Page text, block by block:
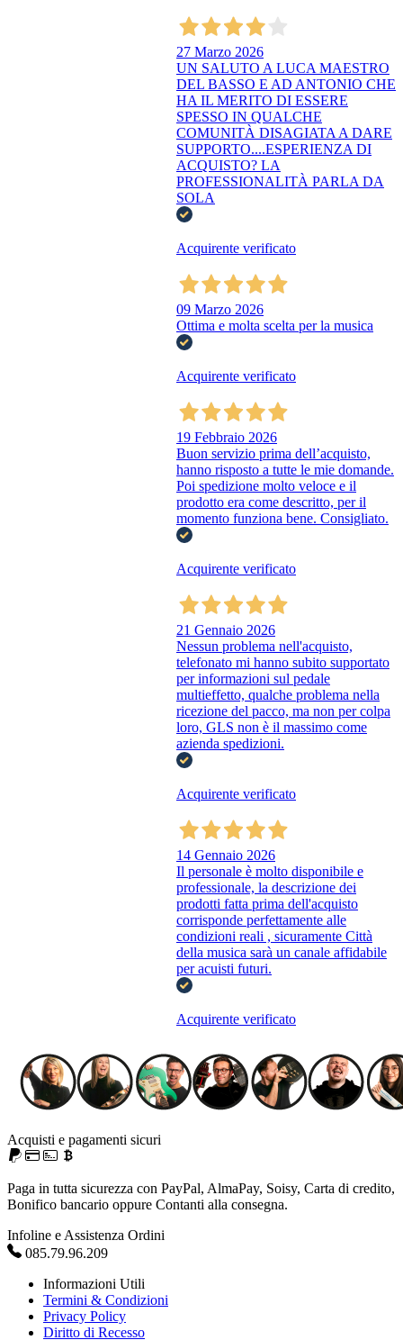
27 Marzo 2026
UN SALUTO A LUCA MAESTRO
DEL BASSO E AD ANTONIO CHE
HA IL MERITO DI ESSERE
SPESSO IN QUALCHE
COMUNITÀ DISAGIATA A DARE
SUPPORTO....ESPERIENZA DI
ACQUISTO? LA
PROFESSIONALITÀ PARLA DA
SOLA
Acquirente verificato
09 Marzo 2026
Ottima e molta scelta per la musica
Acquirente verificato
19 Febbraio 2026
Buon servizio prima dell’acquisto,
hanno risposto a tutte le mie domande.
Poi spedizione molto veloce e il
prodotto era come descritto, per il
momento funziona bene. Consigliato.
Acquirente verificato
21 Gennaio 2026
Nessun problema nell'acquisto,
telefonato mi hanno subito supportato
per informazioni sul pedale
multieffetto, qualche problema nella
ricezione del pacco, ma non per colpa
loro, GLS non è il massimo come
azienda spedizioni.
Acquirente verificato
14 Gennaio 2026
Il personale è molto disponibile e
professionale, la descrizione dei
prodotti fatta prima dell'acquisto
corrisponde perfettamente alle
condizioni reali , sicuramente Città
della musica sarà un canale affidabile
per acuisti futuri.
Acquirente verificato
Acquisti e pagamenti sicuri
Paga in tutta sicurezza con PayPal, AlmaPay, Soisy, Carta di credito,
Bonifico bancario oppure Contanti alla consegna.
Infoline e Assistenza Ordini
085.79.96.209
Informazioni Utili
Termini & Condizioni
Privacy Policy
Diritto di Recesso